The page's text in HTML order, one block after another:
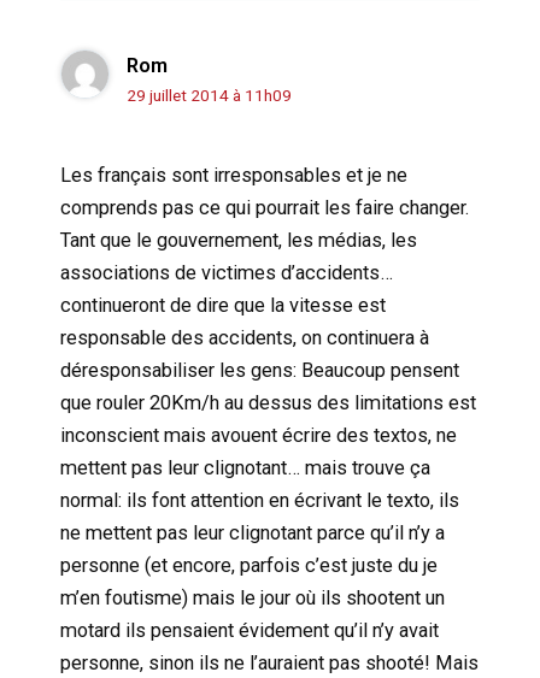
Rom
29 juillet 2014 à 11h09
Les français sont irresponsables et je ne
comprends pas ce qui pourrait les faire changer.
Tant que le gouvernement, les médias, les
associations de victimes d’accidents…
continueront de dire que la vitesse est
responsable des accidents, on continuera à
déresponsabiliser les gens: Beaucoup pensent
que rouler 20Km/h au dessus des limitations est
inconscient mais avouent écrire des textos, ne
mettent pas leur clignotant… mais trouve ça
normal: ils font attention en écrivant le texto, ils
ne mettent pas leur clignotant parce qu’il n’y a
personne (et encore, parfois c’est juste du je
m’en foutisme) mais le jour où ils shootent un
motard ils pensaient évidement qu’il n’y avait
personne, sinon ils ne l’auraient pas shooté! Mais